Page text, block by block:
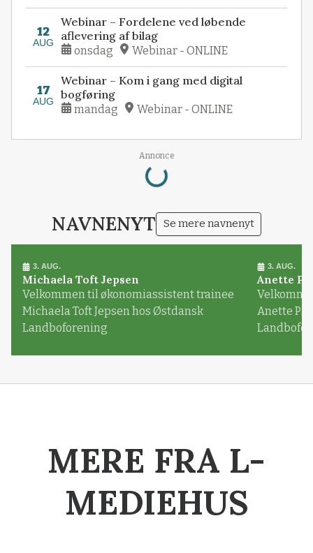
12
AUG
Webinar – Fordelene ved løbende
aflevering af bilag
onsdag Webinar - ONLINE
17
AUG
Webinar – Kom i gang med digital
bogføring
mandag Webinar - ONLINE
Annonce
Loading...
NAVNENYT Se mere navnenyt
3. AUG.
Michaela Toft Jepsen
Velkommen til økonomiassistent trainee
Michaela Toft Jepsen hos Østdansk
Landboforening
3. AUG.
Anette
Anette
MERE FRA L-
MEDIEHUS